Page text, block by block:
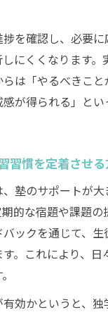
を確認し、必要
にくくなります。
は「やるべきこ
が得られる」と
習慣を定着させ
塾のサポートが
的な宿題や課題
ックを通じて、
。これにより、日
効かというと、独